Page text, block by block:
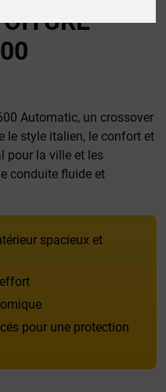
Automatic, un crossover
le style italien, le confort et
pour la ville et les
conduite fluide et
spacieux et
pour une protection